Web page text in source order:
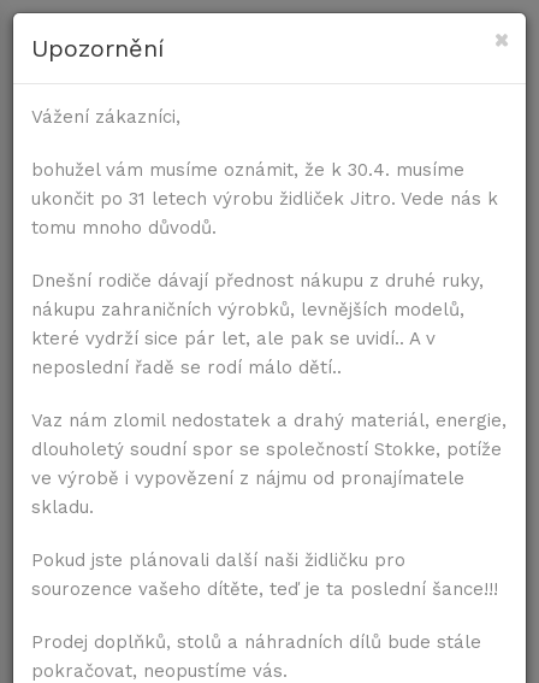
PRO ŽIDLE
×
Upozornění
Vážení zákazníci,
bohužel vám musíme oznámit, že k 30.4. musíme
ukončit po 31 letech výrobu židliček Jitro. Vede nás k
tomu mnoho důvodů.
Dnešní rodiče dávají přednost nákupu z druhé ruky,
nákupu zahraničních výrobků, levnějších modelů,
které vydrží sice pár let, ale pak se uvidí.. A v
neposlední řadě se rodí málo dětí..
Vaz nám zlomil nedostatek a drahý materiál, energie,
dlouholetý soudní spor se společností Stokke, potíže
ve výrobě i vypovězení z nájmu od pronajímatele
skladu.
Pokud jste plánovali další naši židličku pro
sourozence vašeho dítěte, teď je ta poslední šance!!!
Prodej doplňků, stolů a náhradních dílů bude stále
pokračovat, neopustíme vás.